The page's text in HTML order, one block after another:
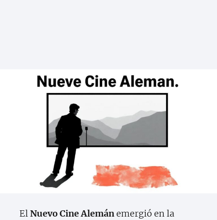
ElNuevo Cine Alemánemergió en la